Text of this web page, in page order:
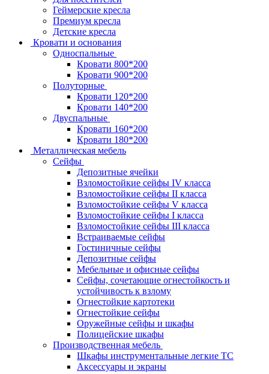
Геймерские кресла
Премиум кресла
Детские кресла
Кровати и основания
Односпальные
Кровати 800*200
Кровати 900*200
Полуторные
Кровати 120*200
Кровати 140*200
Двуспальные
Кровати 160*200
Кровати 180*200
Металлическая мебель
Сейфы
Депозитные ячейки
Взломостойкие сейфы IV класса
Взломостойкие сейфы II класса
Взломостойкие сейфы V класса
Взломостойкие сейфы I класса
Взломостойкие сейфы III класса
Встраиваемые сейфы
Гостиничные сейфы
Депозитные сейфы
Мебельные и офисные сейфы
Сейфы, сочетающие огнестойкость и
устойчивость к взлому
Огнестойкие картотеки
Огнестойкие сейфы
Оружейные сейфы и шкафы
Полицейские шкафы
Производственная мебель
Шкафы инструментальные легкие ТС
Аксессуары и экраны